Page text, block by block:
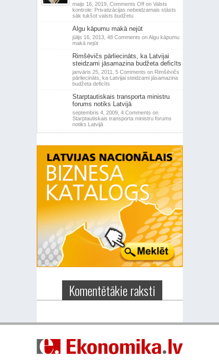
maijs 16, 2019, Comments Offon Valsts
kontrole: Privatizācijas nebeidzamais stāsts
sāk tukšot valsts budžetu
Algu kāpumu makā nejūt
jūlijs 16, 2013, 48 Comments on Algu kāpumu
makā nejūt
Rimšēvičs pārliecināts, ka Latvijai
steidzami jāsamazina budžeta deficīts
janvāris 25, 2011, 5 Comments on Rimšēvičs
pārliecināts, ka Latvijai steidzami jāsamazina
budžeta deficīts
Starptautiskais transporta ministru
forums notiks Latvijā
septembris 4, 2009, 4 Comments on
Starptautiskais transporta ministru forums
notiks Latvijā
Komentētākie raksti